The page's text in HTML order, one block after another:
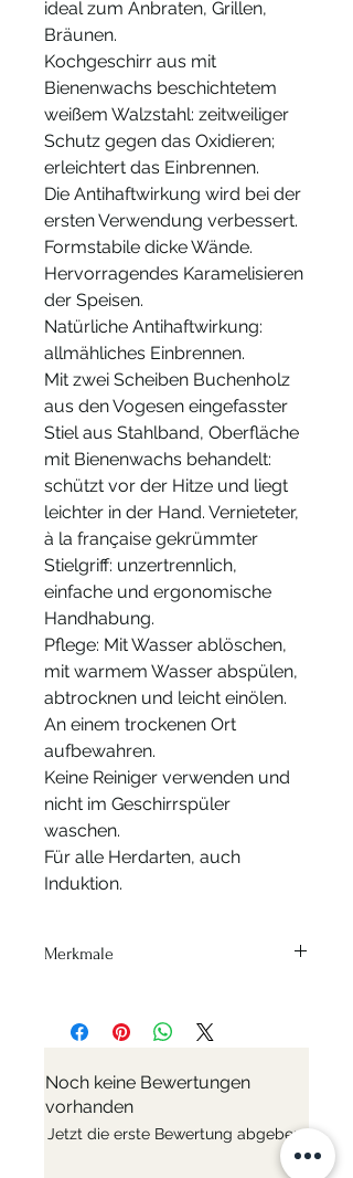
ideal zum Anbraten, Grillen,
Bräunen.
Kochgeschirr aus mit
Bienenwachs beschichtetem
weißem Walzstahl: zeitweiliger
Schutz gegen das Oxidieren;
erleichtert das Einbrennen.
Die Antihaftwirkung wird bei der
ersten Verwendung verbessert.
Formstabile dicke Wände.
Hervorragendes Karamelisieren
der Speisen.
Natürliche Antihaftwirkung:
allmähliches Einbrennen.
Mit zwei Scheiben Buchenholz
aus den Vogesen eingefasster
Stiel aus Stahlband, Oberfläche
mit Bienenwachs behandelt:
schützt vor der Hitze und liegt
leichter in der Hand. Vernieteter,
à la française gekrümmter
Stielgriff: unzertrennlich,
einfache und ergonomische
Handhabung.
Pflege: Mit Wasser ablöschen,
mit warmem Wasser abspülen,
abtrocknen und leicht einölen.
An einem trockenen Ort
aufbewahren.
Keine Reiniger verwenden und
nicht im Geschirrspüler
waschen.
Für alle Herdarten, auch
Induktion.
Merkmale
Überschläge
Material - Baustahl
Induction - Ja
Fester oder abnehmbarer Griff -
Fest
Noch keine Bewertungen
vorhanden
Jetzt die erste Bewertung abgeben.